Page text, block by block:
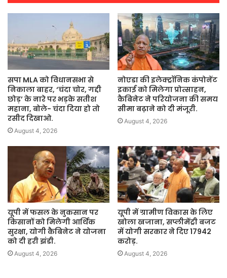
सपा MLA को विधानसभा से
निकाला बाहर, ‘चंदा चोर, गद्दी
छोड़’ के नारे पर भड़के सतीश
महाना, बोले- चंदा दिया हो तो
रसीद दिखाओ.
August 4, 2026
नोएडा की इलेक्ट्रॉनिक कंपोनेंट
इकाई को मिलेगा प्रोत्साहन,
कैबिनेट ने परियोजना की समय
सीमा बढ़ाने को दी मंजूरी.
August 4, 2026
यूपी में फसल के नुकसान पर
किसानों को मिलेगी आर्थिक
सुरक्षा, योगी कैबिनेट ने योजना
को दी हरी झंडी.
August 4, 2026
यूपी में ग्रामीण विकास के लिए
खोला खजाना, सप्लीमेंट्री बजट
में योगी सरकार ने दिए 17942
करोड़.
August 4, 2026